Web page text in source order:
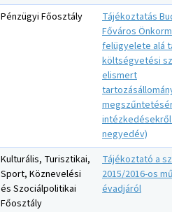
Pénzügyi Főosztály
Tájékoztatás
Főváros
felügyelete alá
költségvetési
elismert
intézkedésekről
negyedév)
Kulturális, Turisztikai,
Sport, Köznevelési
és Szociálpolitikai
Főosztály
Tájékoztató a
2015/2016-os
évadjáról